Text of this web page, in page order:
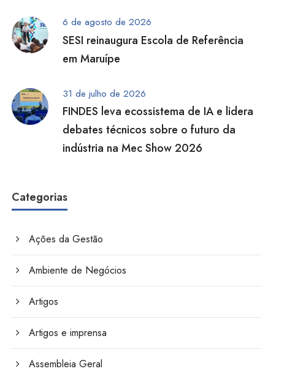
6 de agosto de 2026
SESI reinaugura Escola de Referência
em Maruípe
31 de julho de 2026
FINDES leva ecossistema de IA e lidera
debates técnicos sobre o futuro da
indústria na Mec Show 2026
Categorias
Ações da Gestão
Ambiente de Negócios
Artigos
Artigos e imprensa
Assembleia Geral